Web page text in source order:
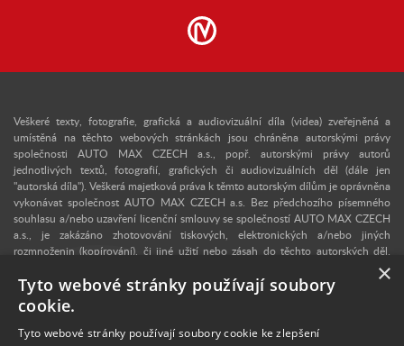
Veškeré texty, fotografie, grafická a audiovizuální díla (videa) zveřejněná a
umístěná na těchto webových stránkách jsou chráněna autorskými právy
společnosti AUTO MAX CZECH a.s., popř. autorskými právy autorů
jednotlivých textů, fotografií, grafických či audiovizuálních děl (dále jen
"autorská díla"). Veškerá majetková práva k těmto autorským dílům je oprávněna
vykonávat společnost AUTO MAX CZECH a.s. Bez předchozího písemného
souhlasu a/nebo uzavření licenční smlouvy se společností AUTO MAX CZECH
a.s., je zakázáno zhotovování tiskových, elektronických a/nebo jiných
rozmnoženin (kopírování), či jiné užití nebo zásah do těchto autorských děl.
Upozorňujeme, že v případě neoprávněného užití autorského díla se lze
domáhat dle § 40 zákona č. 121/2000 Sb., autorského zákona, vydání
dvojnásobku běžné licenční odměny, a v konkrétním případě se může jednat i o
trestný čin dle § 270 zákona č. 40/2009 Sb., trestního zákoníku. V případě
zájmu o užití některého z autorských děl zveřejněných na těchto webových
×
Tyto webové stránky používají soubory
cookie.
Tyto webové stránky používají soubory cookie ke zlepšení